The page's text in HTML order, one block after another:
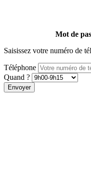
Mot de
Saisissez votre numéro de
Téléphone
Quand ?
Envoyer